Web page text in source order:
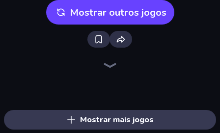
Mostrar outros jogos
Mostrar mais jogos